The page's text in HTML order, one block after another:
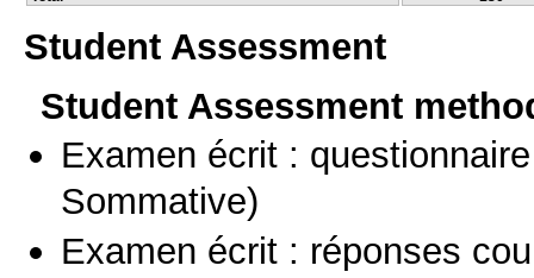
Student Assessment
Student Assessment
Examen écrit :
Sommative)
Examen écrit : réponses